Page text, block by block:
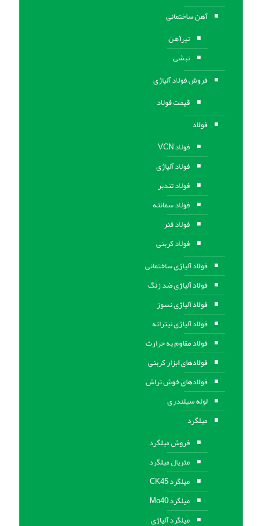
آهن ساختمانی
تیرآهن
نبشی
فروش فولاد آلیاژی
قیمت فولاد
فولاد
فولاد VCN
فولاد آلیاژی
فولاد تندبر
فولاد سمانته
فولاد فنر
فولاد کربنی
فولاد آلیاژی ساختمانی
فولاد آلیاژی ضد زنگ
فولاد آلیاژی نسوز
فولاد آلیاژی نیتراته
فولاد مقاوم به حرارت
فولادهای ابزار کربنی
فولادهای خوش تراش
لوله سیلندری
میلگرد
فروش میلگرد
متریال میلگرد
میلگرد CK45
میلگرد Mo40
میلگرد آلیاژی